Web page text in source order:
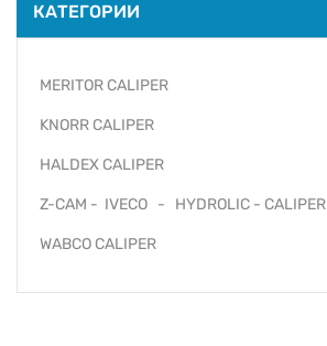
КАТЕГОРИИ
MERITOR CALIPER
KNORR CALIPER
HALDEX CALIPER
Z-CAM - IVECO - HYDROLIC - CALIPER
WABCO CALIPER